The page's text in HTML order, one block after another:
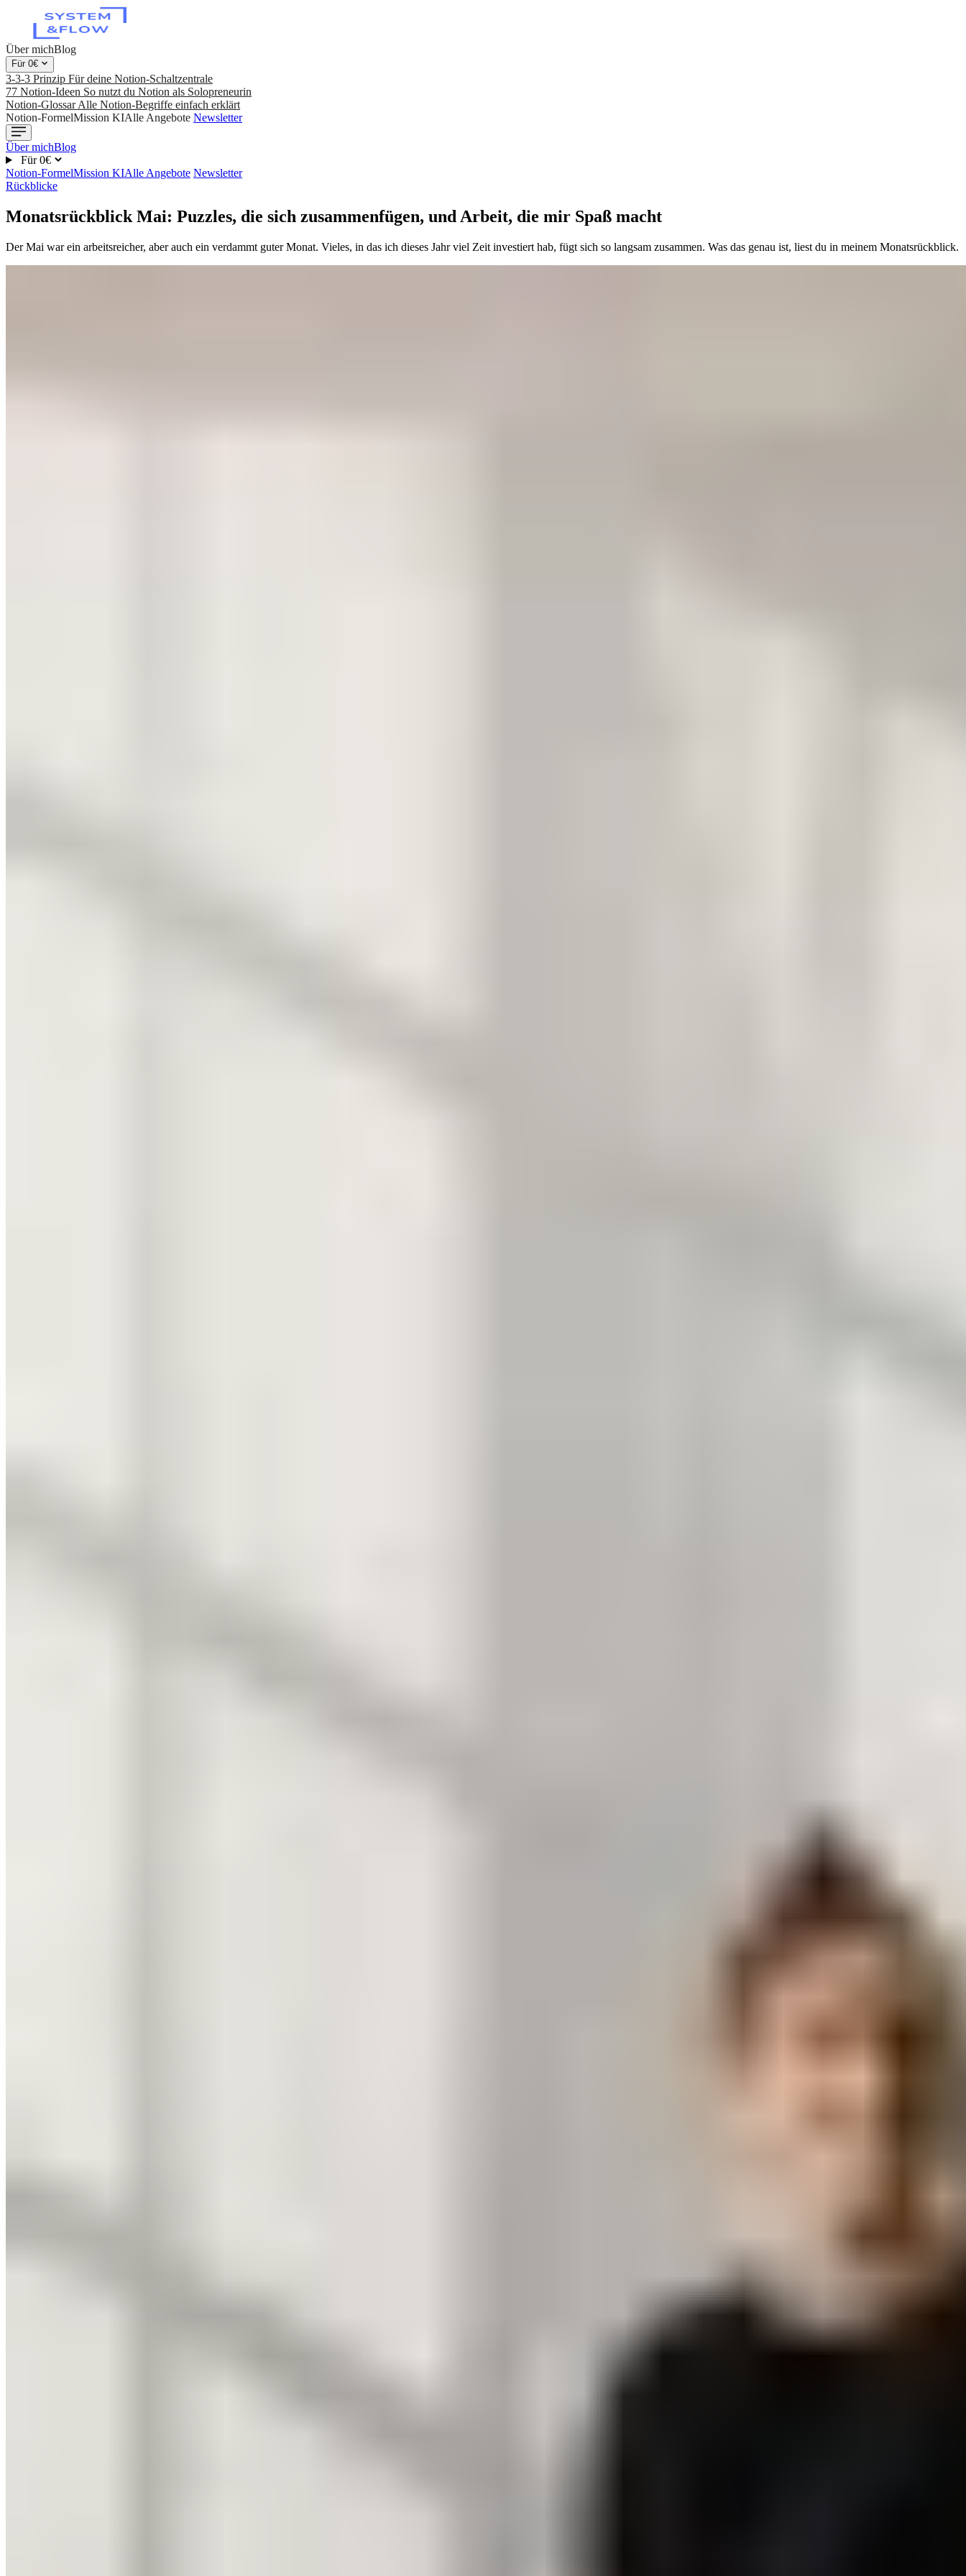
Über michBlog
Für 0€
3-3-3 Prinzip Für deine Notion-Schaltzentrale
77 Notion-Ideen So nutzt du Notion als Solopreneurin
Notion-Glossar Alle Notion-Begriffe einfach erklärt
Notion-FormelMission KIAlle Angebote Newsletter
Über michBlog
Für 0€
Notion-FormelMission KIAlle Angebote Newsletter
Rückblicke
Monatsrückblick Mai: Puzzles, die sich zusammenfügen, und Arbeit, die mir Spaß macht
Der Mai war ein arbeitsreicher, aber auch ein verdammt guter Monat. Vieles, in das ich dieses Jahr viel Zeit investiert hab, fügt sich so langsam zusammen. Was das genau ist, liest du in meinem Monatsrückblick.